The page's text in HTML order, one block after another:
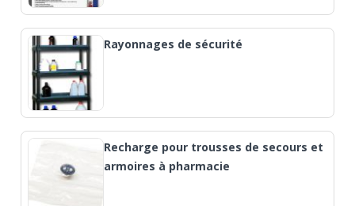
Rayonnages de sécurité
Recharge pour trousses de secours et
armoires à pharmacie